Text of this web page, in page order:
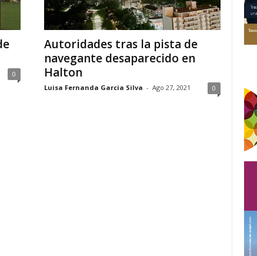
0
Autoridades tras la pista de
navegante desaparecido en
Halton
Luisa Fernanda Garcia Silva - Ago 27, 2021 0